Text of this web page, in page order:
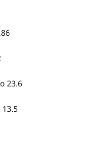
23.6
13.5